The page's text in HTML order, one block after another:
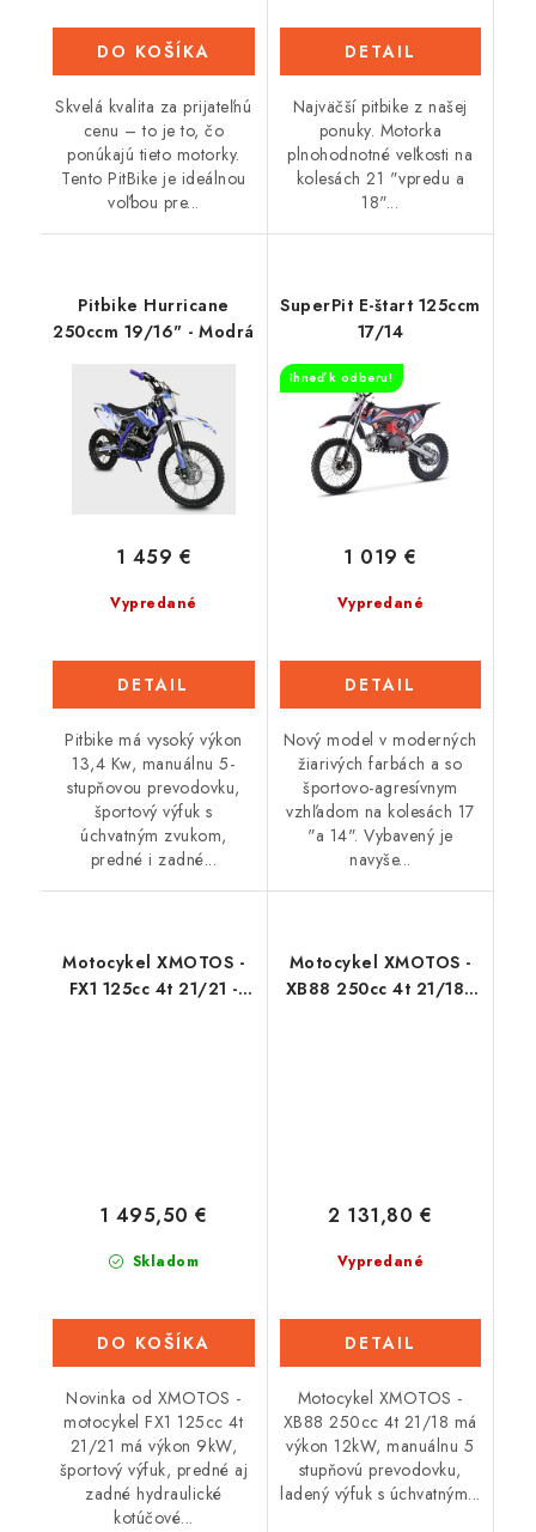
DO KOŠÍKA
Skvelá kvalita za prijateľnú
cenu – to je to, čo
ponúkajú tieto motorky.
Tento PitBike je ideálnou
voľbou pre...
DETAIL
Najväčší pitbike z našej
ponuky. Motorka
plnohodnotné veľkosti na
kolesách 21 "vpredu a
18"...
Pitbike Hurricane
250ccm 19/16" - Modrá
Vypredané
1 459 €
DETAIL
Pitbike má vysoký výkon
13,4 Kw, manuálnu 5-
stupňovou prevodovku,
športový výfuk s
úchvatným zvukom,
predné i zadné...
SuperPit E-štart 125ccm
17/14
Ihneď k odberu!
Vypredané
1 019 €
DETAIL
Nový model v moderných
žiarivých farbách a so
športovo-agresívnym
vzhľadom na kolesách 17
"a 14". Vybavený je
navyše...
Motocykel XMOTOS -
FX1 125cc 4t 21/21 -
Skladom
1 495,50 €
DO KOŠÍKA
Novinka od XMOTOS -
motocykel FX1 125cc 4t
21/21 má výkon 9kW,
športový výfuk, predné aj
zadné hydraulické
kotúčové...
Motocykel XMOTOS -
XB88 250cc 4t 21/18 -
Vypredané
2 131,80 €
DETAIL
Motocykel XMOTOS -
XB88 250cc 4t 21/18 má
výkon 12kW, manuálnu 5
stupňovú prevodovku,
ladený výfuk s úchvatným...